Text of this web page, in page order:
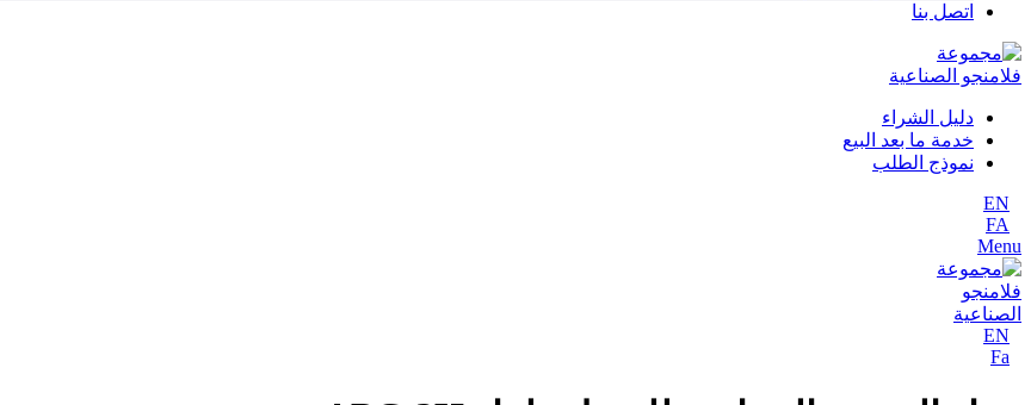
اتصل بنا
دليل الشراء
خدمة ما بعد البيع
نموذج الطلب
EN
FA
Menu
EN
Fa